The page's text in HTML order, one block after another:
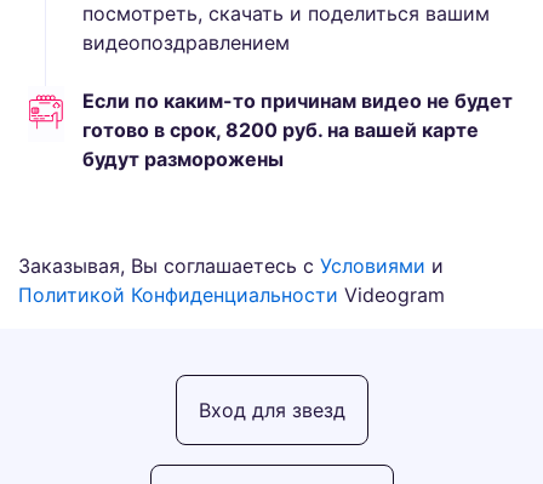
посмотреть, скачать и поделиться вашим
видеопоздравлением
Если по каким-то причинам видео не будет
готово в срок, 8200 руб. на вашей карте
будут разморожены
Заказывая, Вы соглашаетесь с Условиями и
Политикой Конфиденциальности Videogram
Вход для звезд